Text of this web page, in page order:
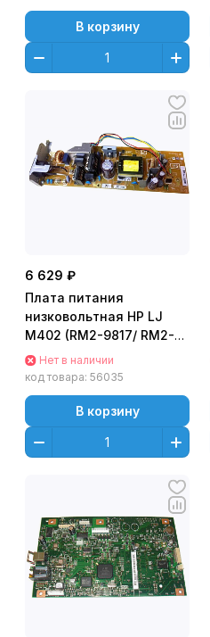
В корзину
6 629 ₽
Плата питания
низковольтная HP LJ
M402 (RM2-9817/ RM2-
8517) OEM
Нет в наличии
код товара: 56035
В корзину